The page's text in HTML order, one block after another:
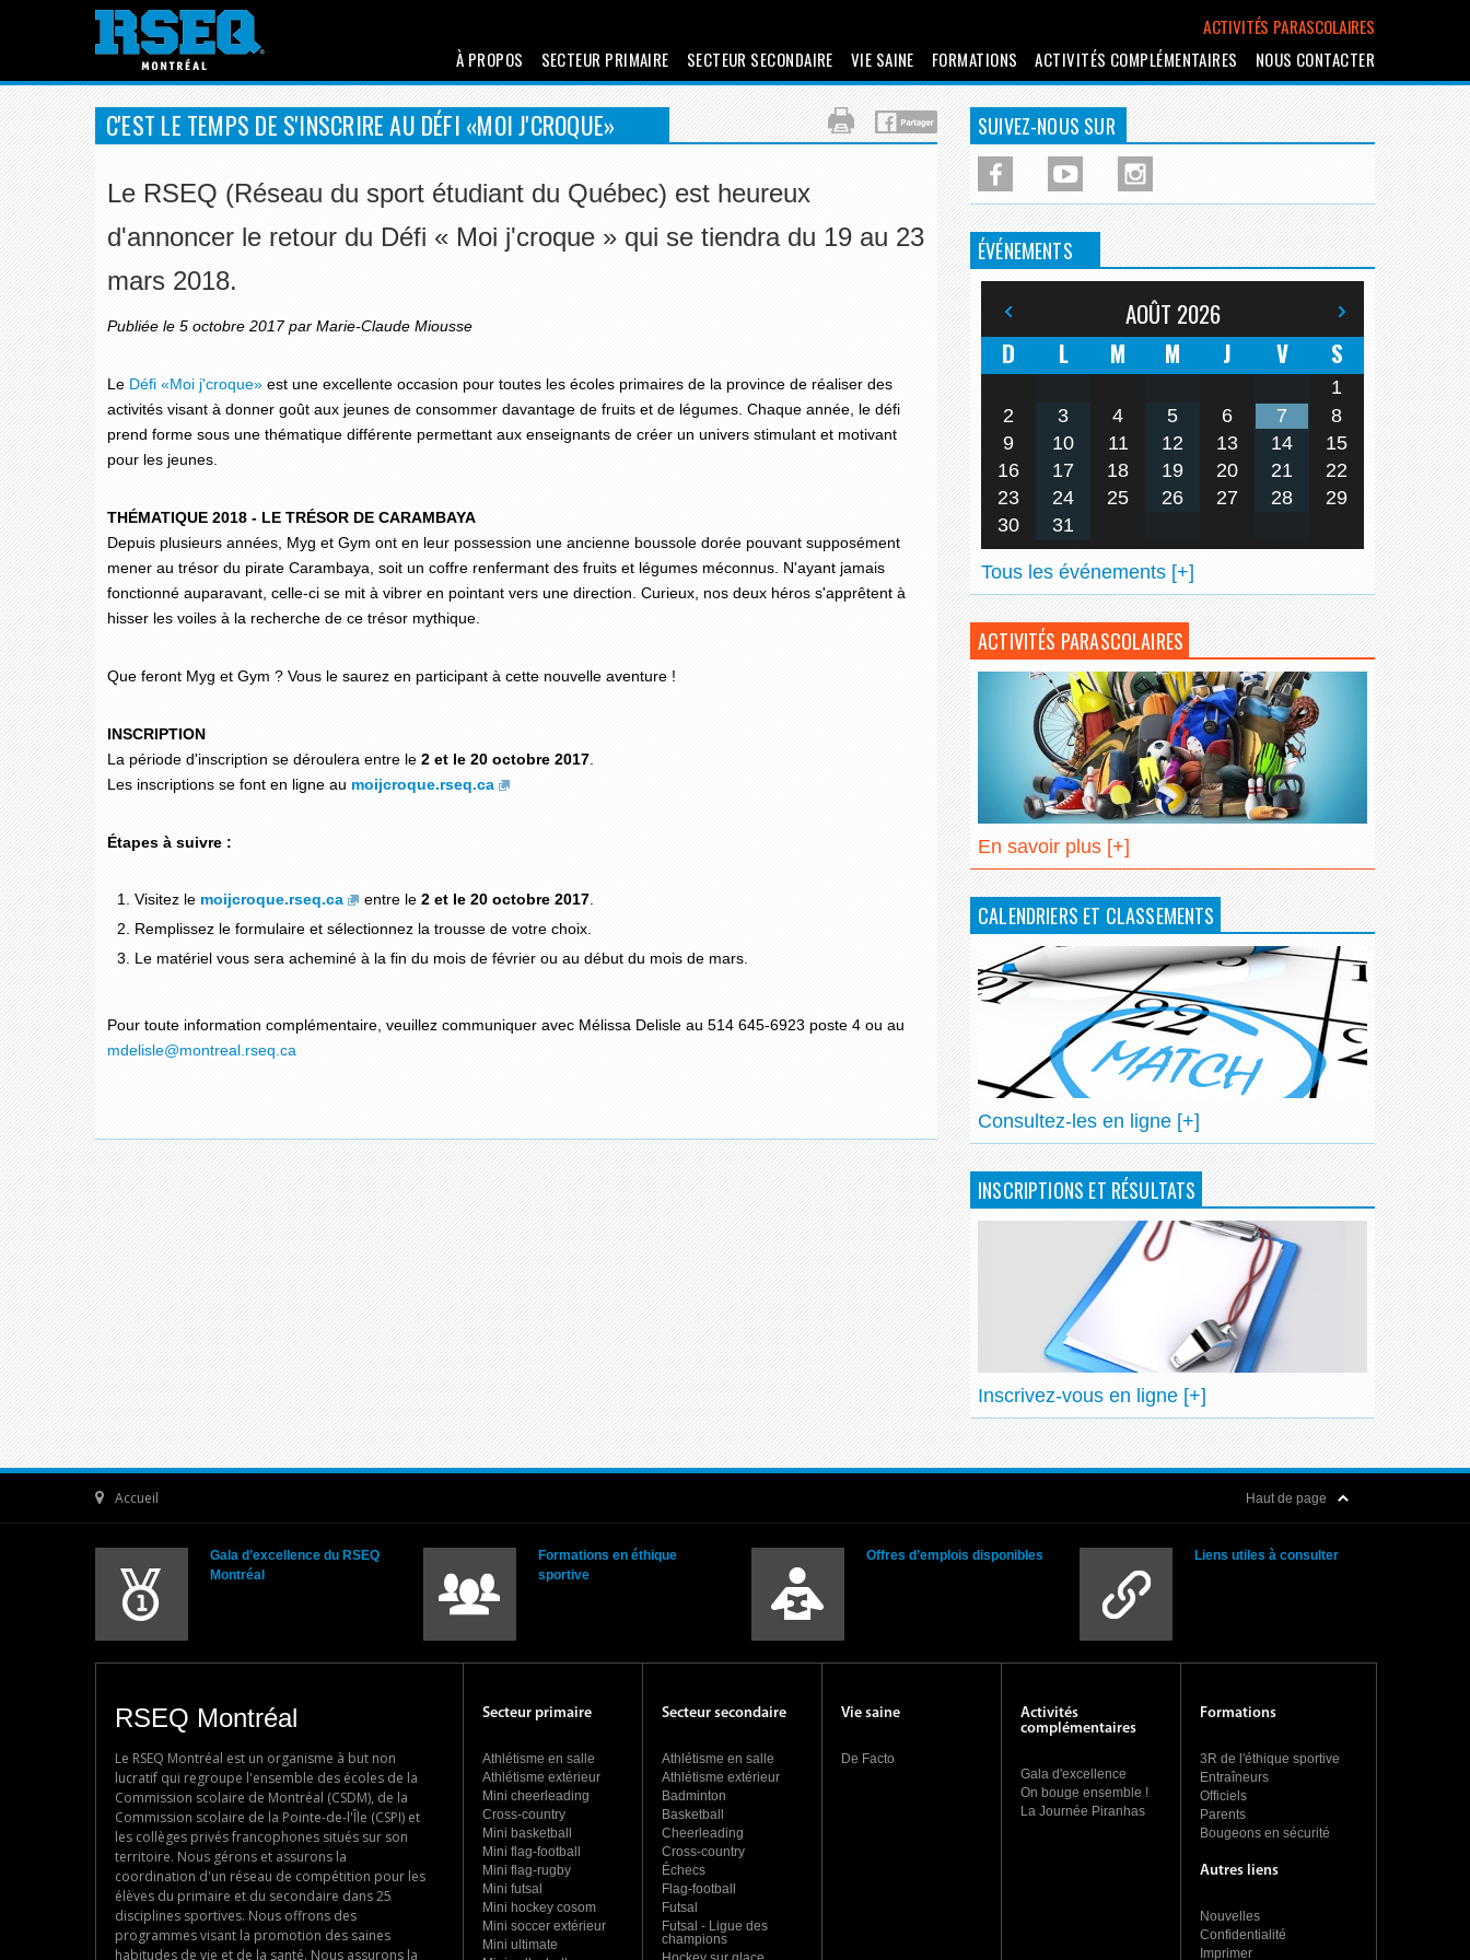
ACTIVITÉS PARASCOLAIRES
À PROPOS
SECTEUR PRIMAIRE SECTEUR SECONDAIRE VIE SAINE FORMATIONS ACTIVITÉS COMPLÉMENTAIRES NOUS CONTACTER
C'EST LE TEMPS DE S'INSCRIRE AU DÉFI «MOI J'CROQUE»
Le RSEQ (Réseau du sport étudiant du Québec) est heureux
d'annoncer le retour du Défi « Moi j'croque » qui se tiendra du 19 au 23
mars 2018.
Publiée le 5 octobre 2017 par Marie-Claude Miousse
Le Défi «Moi j'croque» est une excellente occasion pour toutes les écoles primaires de la province de réaliser des
activités visant à donner goût aux jeunes de consommer davantage de fruits et de légumes. Chaque année, le défi
prend forme sous une thématique différente permettant aux enseignants de créer un univers stimulant et motivant
pour les jeunes.
THÉMATIQUE 2018 - LE TRÉSOR DE CARAMBAYA
Depuis plusieurs années, Myg et Gym ont en leur possession une ancienne boussole dorée pouvant supposément
mener au trésor du pirate Carambaya, soit un coffre renfermant des fruits et légumes méconnus. N'ayant jamais
fonctionné auparavant, celle-ci se mit à vibrer en pointant vers une direction. Curieux, nos deux héros s'apprêtent à
hisser les voiles à la recherche de ce trésor mythique.
Que feront Myg et Gym ? Vous le saurez en participant à cette nouvelle aventure !
INSCRIPTION
La période d'inscription se déroulera entre le 2 et le 20 octobre 2017
Les inscriptions se font en ligne au moijcroque.rseq.ca
Étapes à suivre :
Visitez le moijcroque.rseq.ca entre le 2 et le 20 octobre 2017
Remplissez le formulaire et sélectionnez la trousse de votre choix.
Le matériel vous sera acheminé à la fin du mois de février ou au début du mois de mars.
Pour toute information complémentaire, veuillez communiquer avec Mélissa Delisle au 514 645-6923 poste 4 ou au
mdelisle@montreal.rseq.ca
SUIVEZ-NOUS SUR
ÉVÉNEMENTS
AOÛT 2026
D
L M M J V S
1
2
3 4 5 6 7
8
9
10 11 12 13 14
15
16
17 18 19 20 21
22
23
24 25 26 27 28
29
30
31
Tous les événements [+]
ACTIVITÉS PARASCOLAIRES
En savoir plus [+]
CALENDRIERS ET CLASSEMENTS
Consultez-les en ligne [+]
INSCRIPTIONS ET RÉSULTATS
Inscrivez-vous en ligne [+]
Accueil Haut de page
Gala d’excellence du RSEQ
Montréal
Formations en éthique
sportive
Offres d’emplois disponibles Liens utiles à consulter
RSEQ Montréal
Le RSEQ Montréal est un organisme à but non
lucratif qui regroupe l'ensemble des écoles de la
Commission scolaire de Montréal (CSDM), de la
Commission scolaire de la Pointe-de-l'Île (CSPI) et
les collèges privés francophones situés sur son
territoire. Nous gérons et assurons la
coordination d'un réseau de compétition pour les
élèves du primaire et du secondaire dans 25
disciplines sportives. Nous offrons des
programmes visant la promotion des saines
habitudes de vie et de la santé. Nous assurons la
Secteur primaire
Athlétisme en salle
Athlétisme extérieur
Mini cheerleading
Cross-country
Mini basketball
Mini flag-football
Mini flag-rugby
Mini futsal
Mini hockey cosom
Mini soccer extérieur
Mini ultimate
Secteur secondaire
Athlétisme en salle
Athlétisme extérieur
Badminton
Basketball
Cheerleading
Cross-country
Échecs
Flag-football
Futsal
Futsal - Ligue des
champions
Vie saine
De Facto
Activités
complémentaires
Gala d'excellence
On bouge ensemble !
La Journée Piranhas
Formations
3R de l'éthique sportive
Entraîneurs
Officiels
Parents
Bougeons en sécurité
Autres liens
Nouvelles
Confidentialité
Imprimer